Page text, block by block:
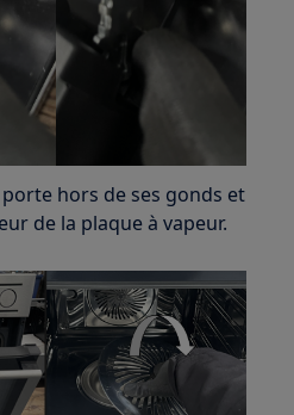
hors de ses gonds et
de la plaque à vapeur.